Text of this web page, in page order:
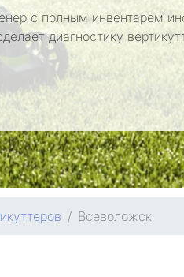
с полным инвентарем
диагностику
Всеволожск